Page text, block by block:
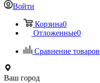
Войти
Корзина0
Отложенные0
Сравнение товаров
Ваш город